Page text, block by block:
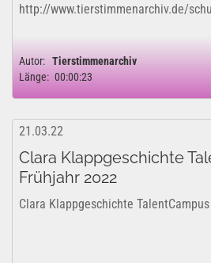
http://www.tierstimmenarchiv.de/
Autor: Tierstimmenarchiv
Länge: 00:00:23
21.03.22
Clara Klappgeschichte
Frühjahr 2022
Clara Klappgeschichte